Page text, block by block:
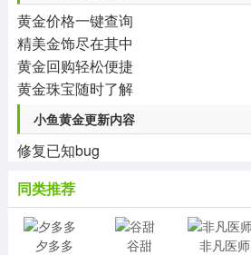
黄金价格一键查询
精美金饰尽在其中
黄金回购轻松便捷
黄金珠宝随时了解
小鱼黄金更新内容
修复已知bug
同类推荐
夕多多 谷甜 非凡医师